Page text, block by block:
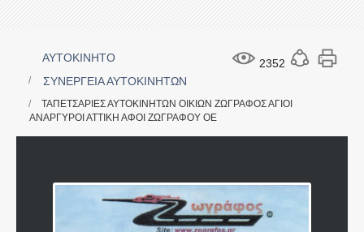
2352
ΑΥΤΟΚΙΝΗΤΟ
ΣΥΝΕΡΓΕΙΑ ΑΥΤΟΚΙΝΗΤΩΝ
ΤΑΠΕΤΣΑΡΙΕΣ ΑΥΤΟΚΙΝΗΤΩΝ ΟΙΚΙΩΝ ΖΩΓΡΑΦΟΣ ΑΓΙΟΙ
ΑΝΑΡΓΥΡΟΙ ΑΤΤΙΚΗ ΑΦΟΙ ΖΩΓΡΑΦΟΥ ΟΕ